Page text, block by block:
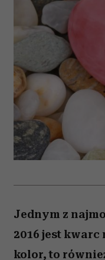
Jednym z
2016 jest
kolor, to